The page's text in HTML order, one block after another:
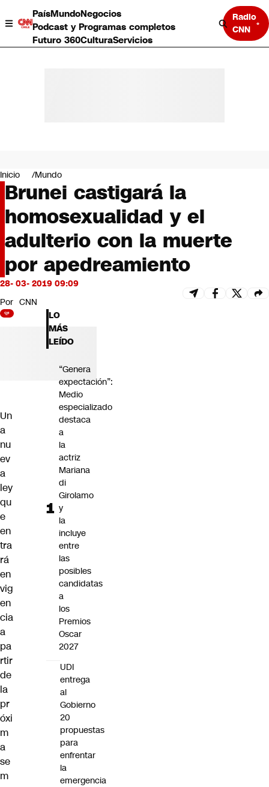
PaísMundoNegocios
Podcast y Programas completos
Futuro 360CulturaServicios
Radio
CNN
Negocios
Deportes
Programas completos
Cultura
Servicios
Bits
CNN tiempo
Futuro 360
Inicio Mundo
Brunei castigará la
homosexualidad y el
adulterio con la muerte
por apedreamiento
28- 03- 2019 09:09
Por CNN
Un
a
nu
ev
a
ley
qu
e
en
tra
rá
en
vig
en
cia
a
pa
rtir
de
la
pr
óxi
m
a
se
m
LO
MÁS
LEÍDO
“Genera
expectación”:
Medio
especializado
destaca
a
la
actriz
Mariana
di
Girolamo
y
la
incluye
entre
las
posibles
candidatas
a
los
Premios
Oscar
2027
UDI
entrega
al
Gobierno
20
propuestas
para
enfrentar
la
emergencia